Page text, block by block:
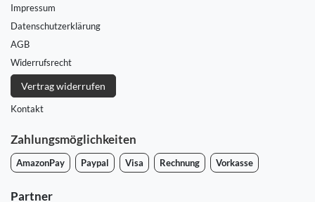
Impressum
Daten­schutz­erklärung
AGB
Widerrufs­recht
Vertrag widerrufen
Kontakt
Zahlungsmöglichkeiten
AmazonPay Paypal Visa Rechnung Vorkasse
Partner